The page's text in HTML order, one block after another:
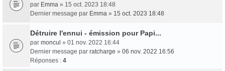
par Emma » 15 oct. 2023 18:48
Dernier message par Emma » 15 oct. 2023 18:48
Détruire l'ennui - émission pour Papi...
par moncul » 01 nov. 2022 16:44
Dernier message par ratcharge » 06 nov. 2022 16:56
Réponses : 4